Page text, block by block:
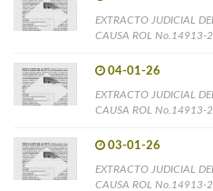
EXTRACTO JUDICIAL
CAUSA ROL No.14913-
04-01-26
EXTRACTO JUDICIAL
CAUSA ROL No.14913-
03-01-26
EXTRACTO JUDICIAL
CAUSA ROL No.14913-